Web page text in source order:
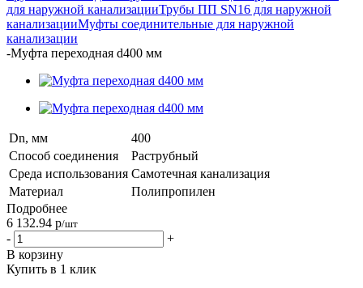
для наружной канализацииТрубы ПП SN16 для наружной
канализацииМуфты соединительные для наружной
канализации
-Муфта переходная d400 мм
Dn, мм
400
Способ соединения
Раструбный
Среда использования Самотечная канализация
Материал
Полипропилен
Подробнее
6 132.94 р/шт
-
+
В корзину
Купить в 1 клик